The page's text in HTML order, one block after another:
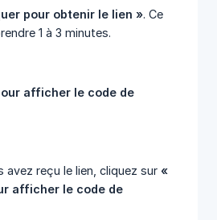
pour obtenir le lien ». Ce
1 à 3 minutes.
afficher le code de
avez reçu le lien, cliquez sur «
afficher le code de